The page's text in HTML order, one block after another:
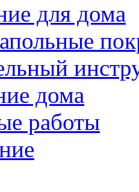
для дома
дома
работы